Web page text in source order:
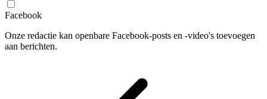
Facebook
Onze redactie kan openbare Facebook-posts en -video's toevoegen
aan berichten.